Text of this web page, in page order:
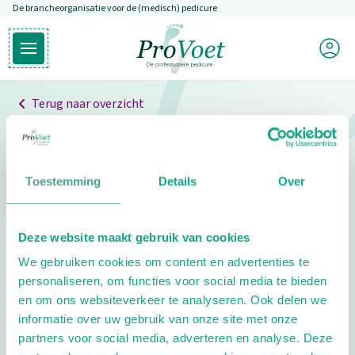
Toestemming Details Over
Deze website maakt gebruik van cookies
We gebruiken cookies om content en advertenties te
personaliseren, om functies voor social media te bieden
en om ons websiteverkeer te analyseren. Ook delen we
informatie over uw gebruik van onze site met onze
partners voor social media, adverteren en analyse. Deze
Overslaan en naar de inhoud gaan
De brancheorganisatie voor de (medisch) pedicure
Open hoofdmenu
Ga naar de homepagina
Mijn
Terug naar overzicht
Professionals
Pedicure niet gevonden
pedicure.